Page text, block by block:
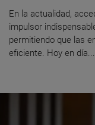
En la actualidad,
impulsor
permitiendo que las
eficiente. Hoy en día...